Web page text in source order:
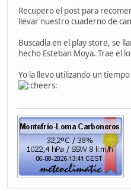
Recupero el post para
llevar nuestro cuaderno de
Buscadla en el play store, se
hecho Esteban Moya. Trae el
Yo la llevo utilizando un